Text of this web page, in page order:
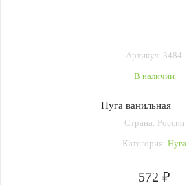
Артикул: 3484
В наличии
Нуга ванильная
Страна: Россия
Категория: Нуга
572 ₽